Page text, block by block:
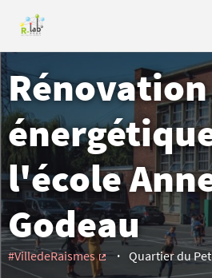
Rénovation
l'école
Godeau
#VilledeRaismes
(Lien externe)
Quartier du